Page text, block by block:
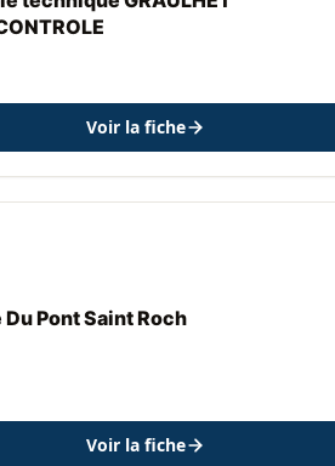
Voir la fiche
Du Pont Saint Roch
Voir la fiche